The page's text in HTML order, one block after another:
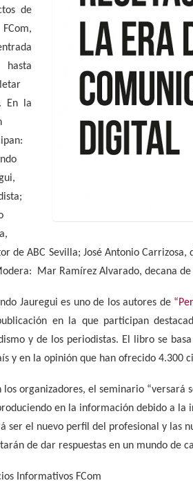
de
hasta
En la
de ABC Sevilla; José Antonio
Mar Ramírez Alvarado, decana
Jauregui es uno de los autores de
en la que participan
y de los periodistas. El libro se
y en la opinión que han ofrecido 4.300
los organizadores, el seminario
en la información debido a la
ser el nuevo perfil del profesional y las
de dar respuestas en un mundo de
Informativos FCom